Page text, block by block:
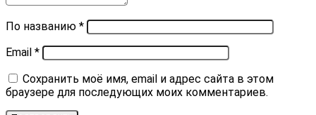
По названию *
Email *
Сохранить моё имя, email и адрес сайта в этом
браузере для последующих моих комментариев.